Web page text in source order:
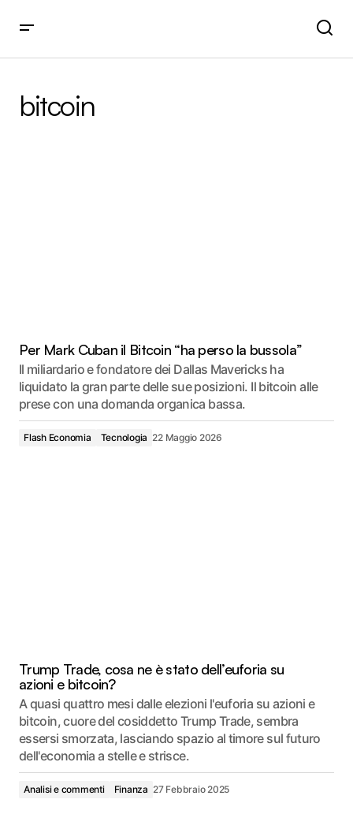
bitcoin
Per Mark Cuban il Bitcoin “ha perso la bussola”
Il miliardario e fondatore dei Dallas Mavericks ha
liquidato la gran parte delle sue posizioni. Il bitcoin alle
prese con una domanda organica bassa.
Flash Economia Tecnologia 22 Maggio 2026
Trump Trade, cosa ne è stato dell’euforia su
azioni e bitcoin?
A quasi quattro mesi dalle elezioni l'euforia su azioni e
bitcoin, cuore del cosiddetto Trump Trade, sembra
essersi smorzata, lasciando spazio al timore sul futuro
dell'economia a stelle e strisce.
Analisi e commenti Finanza 27 Febbraio 2025